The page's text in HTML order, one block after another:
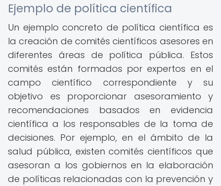
Ejemplo de política científica
Un ejemplo concreto de política científica es
la creación de comités científicos asesores en
diferentes áreas de política pública. Estos
comités están formados por expertos en el
campo científico correspondiente y su
objetivo es proporcionar asesoramiento y
recomendaciones basados en evidencia
científica a los responsables de la toma de
decisiones. Por ejemplo, en el ámbito de la
salud pública, existen comités científicos que
asesoran a los gobiernos en la elaboración
de políticas relacionadas con la prevención y